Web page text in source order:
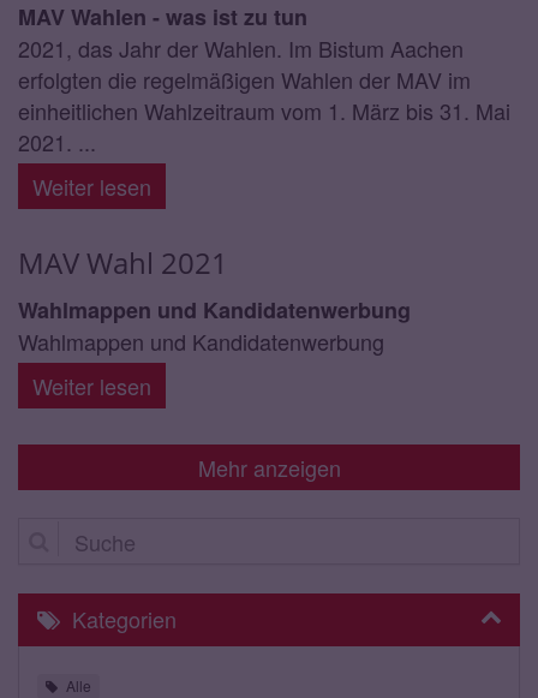
MAV Wahlen - was ist zu tun
2021, das Jahr der Wahlen. Im Bistum Aachen
erfolgten die regelmäßigen Wahlen der MAV im
einheitlichen Wahlzeitraum vom 1. März bis 31. Mai
2021. ...
Weiter lesen
MAV Wahl 2021
Wahlmappen und Kandidatenwerbung
Wahlmappen und Kandidatenwerbung
Weiter lesen
Mehr anzeigen
Kategorien
Alle